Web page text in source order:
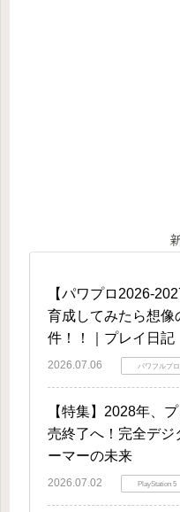
【パワプロ2026-
育成してみたら想像
件！！｜プレイ日記
2026.07.06 パワフルプ
【特集】2028年、
売終了へ！完全デジ
ーマーの未来
2026.07.02 PlayStation 5